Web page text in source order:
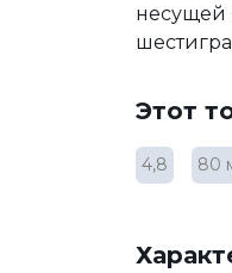
несущей
Этот
4,8 80